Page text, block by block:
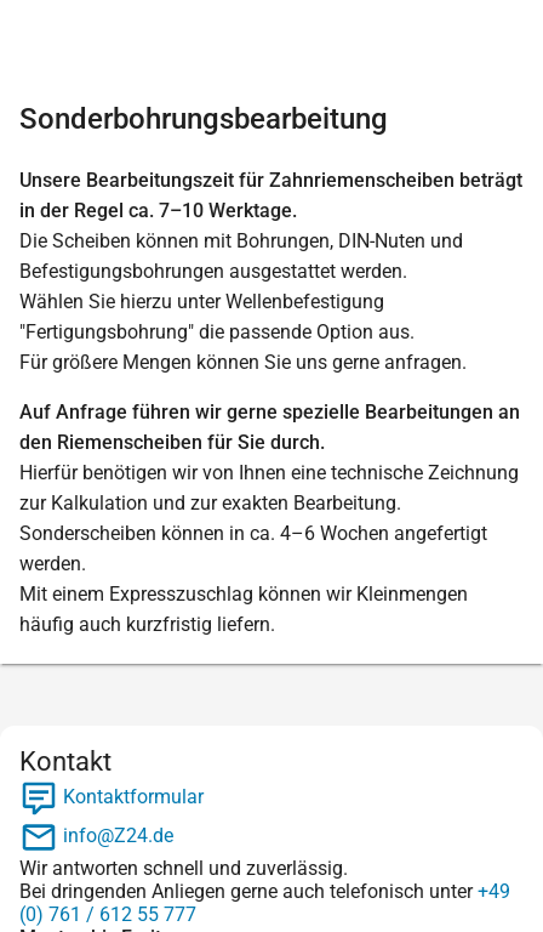
Sonderbohrungsbearbeitung
Unsere Bearbeitungszeit für Zahnriemenscheiben beträgt
in der Regel ca. 7–10 Werktage.
Die Scheiben können mit Bohrungen, DIN-Nuten und
Befestigungsbohrungen ausgestattet werden.
Wählen Sie hierzu unter Wellenbefestigung
"Fertigungsbohrung" die passende Option aus.
Für größere Mengen können Sie uns gerne anfragen.
Auf Anfrage führen wir gerne spezielle Bearbeitungen an
den Riemenscheiben für Sie durch.
Hierfür benötigen wir von Ihnen eine technische Zeichnung
zur Kalkulation und zur exakten Bearbeitung.
Sonderscheiben können in ca. 4–6 Wochen angefertigt
werden.
Mit einem Expresszuschlag können wir Kleinmengen
häufig auch kurzfristig liefern.
Kontakt
Kontaktformular
info@Z24.de
Wir antworten schnell und zuverlässig.
Bei dringenden Anliegen gerne auch telefonisch unter+49
(0) 761 / 612 55 777